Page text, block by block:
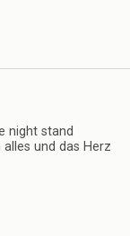
night stand
und das Herz